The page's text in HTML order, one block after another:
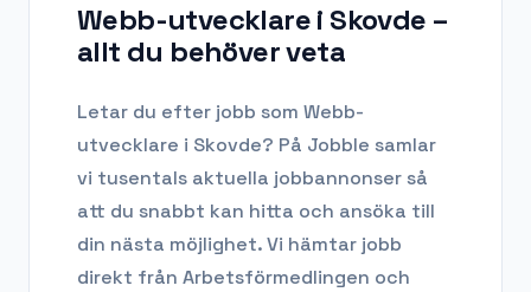
Webb-utvecklare i Skovde –
allt du behöver veta
Letar du efter jobb som Webb-
utvecklare i Skovde? På Jobble samlar
vi tusentals aktuella jobbannonser så
att du snabbt kan hitta och ansöka till
din nästa möjlighet. Vi hämtar jobb
direkt från Arbetsförmedlingen och